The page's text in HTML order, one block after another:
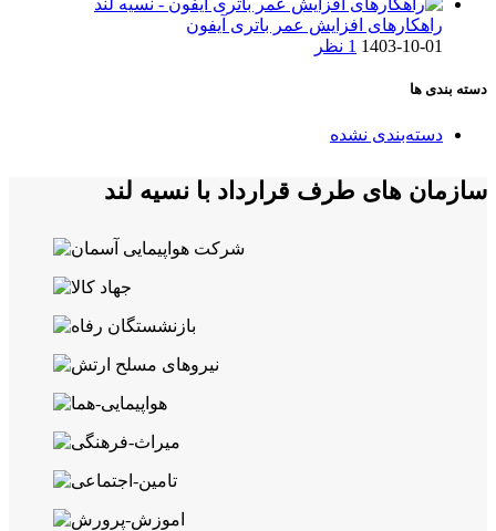
راهکارهای افزایش عمر باتری آیفون
1403-10-01 1 نظر
دسته بندی ها
دسته‌بندی نشده
سازمان های طرف قرارداد با نسیه لند